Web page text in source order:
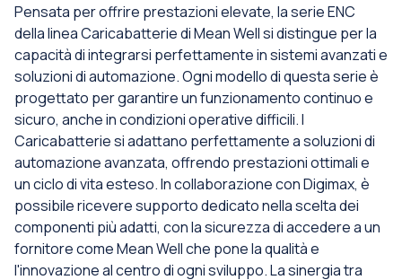
Pensata per offrire prestazioni elevate, la serie ENC
della linea Caricabatterie di Mean Well si distingue per la
capacità di integrarsi perfettamente in sistemi avanzati e
soluzioni di automazione. Ogni modello di questa serie è
progettato per garantire un funzionamento continuo e
sicuro, anche in condizioni operative difficili. I
Caricabatterie si adattano perfettamente a soluzioni di
automazione avanzata, offrendo prestazioni ottimali e
un ciclo di vita esteso. In collaborazione con Digimax, è
possibile ricevere supporto dedicato nella scelta dei
componenti più adatti, con la sicurezza di accedere a un
fornitore come Mean Well che pone la qualità e
l'innovazione al centro di ogni sviluppo. La sinergia tra